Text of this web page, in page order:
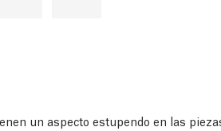
un aspecto estupendo en las